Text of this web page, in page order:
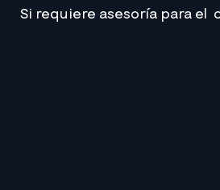
Si requiere asesoría para el